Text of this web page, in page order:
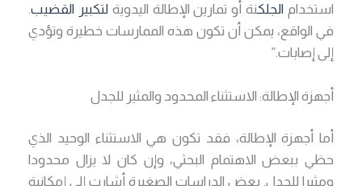
استخدام الجلكنة أو تمارين الإطالة اليدويةلتكبير القضيب
في الواقع، يمكن أن تكون هذه الممارسات خطيرة وتؤدي
إلى إصابات.”
أجهزة الإطالة: الاستثناء المحدود والمثير للجدل
أما أجهزة الإطالة، فقد تكون هي الاستثناء الوحيد الذي
حظي ببعض الاهتمام البحثي، وإن كان لا يزال محدودا
ومثيرا للجدل. بعض الدراسات الصغيرة أشارت إلى إمكانية